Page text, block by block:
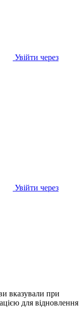
Увійти через
Увійти через
вказували при
для відновлення